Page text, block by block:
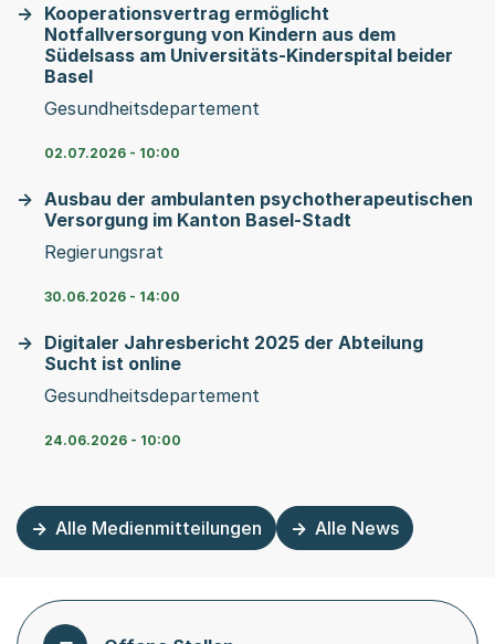
Kooperationsvertrag ermöglicht
Notfallversorgung von Kindern aus dem
Südelsass am Universitäts-Kinderspital beider
Basel
Gesundheitsdepartement
02.07.2026 - 10:00
Ausbau der ambulanten psychotherapeutischen
Versorgung im Kanton Basel-Stadt
Regierungsrat
30.06.2026 - 14:00
Digitaler Jahresbericht 2025 der Abteilung
Sucht ist online
Gesundheitsdepartement
24.06.2026 - 10:00
Alle Medienmitteilungen Alle News